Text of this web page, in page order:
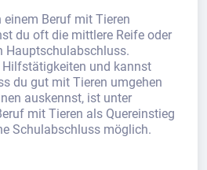
Beruf mit Tieren
du oft die mittlere Reife oder
Hauptschulabschluss.
und kannst
du gut mit Tieren umgehen
auskennst, ist unter
mit Tieren als Quereinstieg
Schulabschluss möglich.